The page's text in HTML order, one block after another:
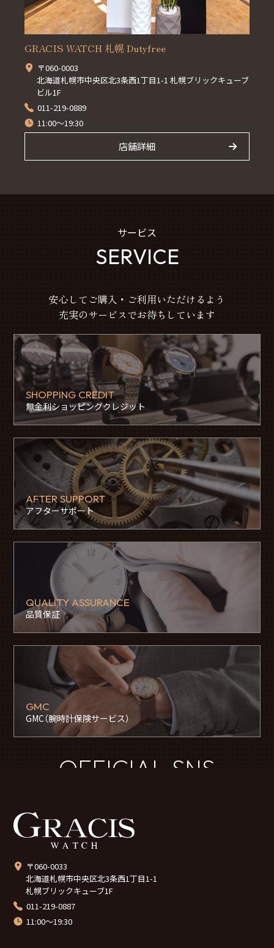
GRACIS WATCH 札幌 Dutyfree
〒060-0003
北海道札幌市中央区北3条西1丁目1-1 札幌ブリックキューブ
ビル1F
011-219-0889
11:00～19:30
店舗詳細
サービス
SERVICE
安心してご購入・ご利用いただけるよう
充実のサービスでお待ちしています
SHOPPING CREDIT
無金利ショッピングクレジット
AFTER SUPPORT
アフターサポート
QUALITY ASSURANCE
品質保証
GMC
GMC（腕時計保険サービス）
OFFICIAL SNS
〒060-0033
北海道札幌市中央区北3条西1丁目1-1
札幌ブリックキューブ1F
011-219-0887
11:00～19:30